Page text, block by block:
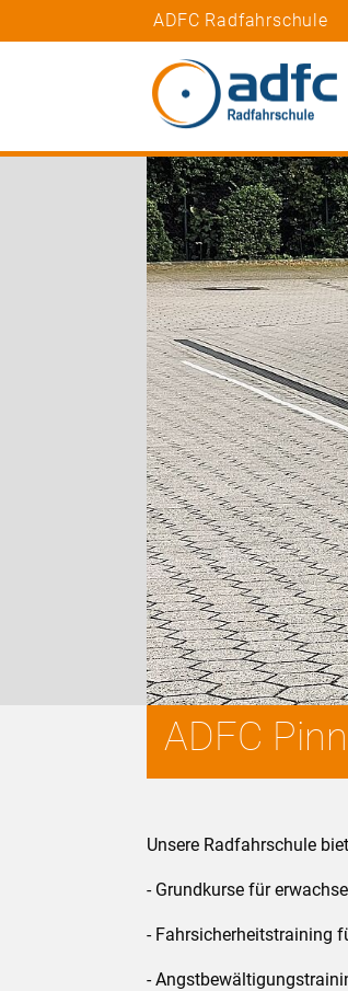
ADFC Radfahrschule
ADFC
Unsere Radfahrschule
- Grundkurse für
- Fahrsicherheitstraining
-